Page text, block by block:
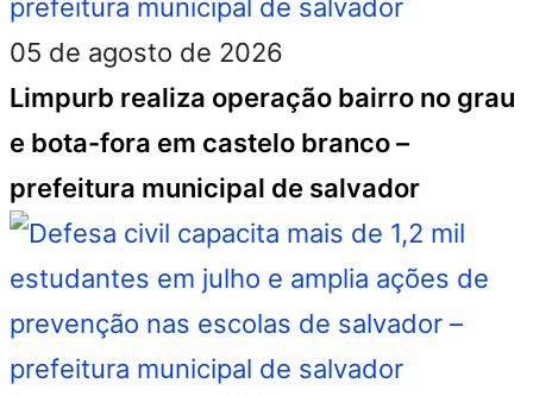
05 de agosto de 2026
Limpurb realiza operação bairro no grau
e bota-fora em castelo branco –
prefeitura municipal de salvador